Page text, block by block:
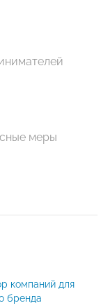
меры
компаний для
бренда